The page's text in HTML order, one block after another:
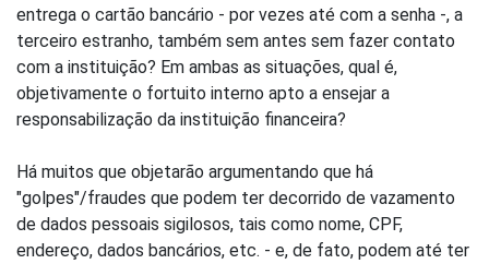
entrega o cartão bancário - por vezes até com a senha -, a
terceiro estranho, também sem antes sem fazer contato
com a instituição? Em ambas as situações, qual é,
objetivamente o fortuito interno apto a ensejar a
responsabilização da instituição financeira?
Há muitos que objetarão argumentando que há
"golpes"/fraudes que podem ter decorrido de vazamento
de dados pessoais sigilosos, tais como nome, CPF,
endereço, dados bancários, etc. - e, de fato, podem até ter